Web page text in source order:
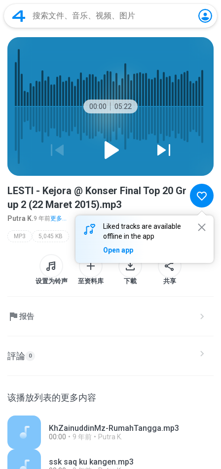
00:00 05:22
Liked tracks are available
offline in the app
Open app
LESTI - Kejora @ Konser Final Top 20 Gr
up 2 (22 Maret 2015).mp3
Putra K.9 年前更多...
MP3 5,045 KB
设置为铃声 至资料库 下載 共享
报告
評論 0
该播放列表的更多内容
KhZainuddinMz-RumahTangga.mp3
00:00 9 年前 Putra K.
ssk saq ku kangen.mp3